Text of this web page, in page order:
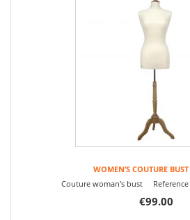
WOMEN’S COUTURE
Couture woman's bust Reference :
€99.00